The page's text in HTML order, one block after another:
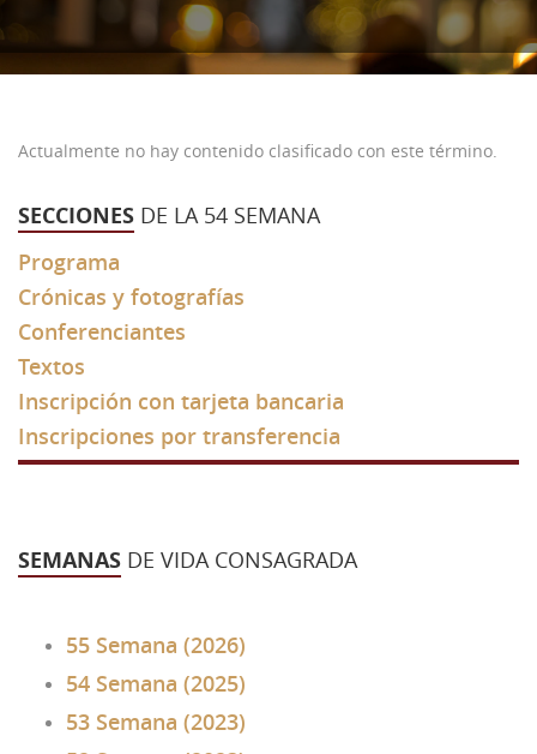
Profesores
Video presentación
Estudios
55ª Semana (2026)
51 Semana (2022)
49 - 50 Semana (2021)
48 Semana (2019)
47 Semana (2018)
46 Semana (2017)
45 Semana (2016)
43 Semana (2014)
41 Semana (2012)
40 Semana (2011)
Noticias
Conferencias
Materiales
Galería
Videos
Actualmente no hay contenido clasificado con este término.
SECCIONES DE LA 54 SEMANA
Programa
Crónicas y fotografías
Conferenciantes
Textos
Inscripción con tarjeta bancaria
Inscripciones por transferencia
SEMANAS DE VIDA CONSAGRADA
55 Semana (2026)
54 Semana (2025)
53 Semana (2023)